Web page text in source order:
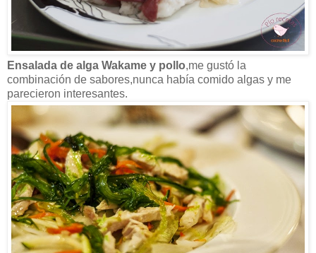
Ensalada de alga Wakame y pollo,me gustó la
combinación de sabores,nunca había comido algas y me
parecieron interesantes.